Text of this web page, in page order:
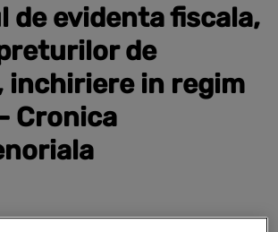
de evidenta fiscala,
de
inchiriere in regim
Cronica